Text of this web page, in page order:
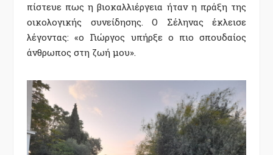
πίστευε πως η βιοκαλλιέργεια ήταν η πράξη της
οικολογικής συνείδησης. Ο Σέληνας έκλεισε
λέγοντας: «ο Γιώργος υπήρξε ο πιο σπουδαίος
άνθρωπος στη ζωή μου».